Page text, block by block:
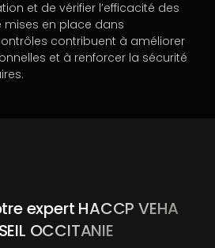
et de vérifier l’efficacité des
mises en place dans
contribuent à améliorer
et à renforcer la sécurité
expert HACCP VEHA
OCCITANIE